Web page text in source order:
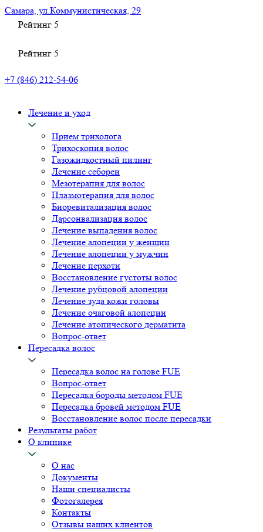
Самара, ул.Коммунистическая, 29
Рейтинг 5
Рейтинг 5
+7 (846) 212-54-06
Лечение и уход
Прием трихолога
Трихоскопия волос
Газожидкостный пилинг
Лечение себореи
Мезотерапия для волос
Плазмотерапия для волос
Биоревитализация волос
Дарсонвализация волос
Лечение выпадения волос
Лечение алопеции у женщин
Лечение алопеции у мужчин
Лечение перхоти
Восстановление густоты волос
Лечение рубцовой алопеции
Лечение зуда кожи головы
Лечение очаговой алопеции
Лечение атопического дерматита
Вопрос-ответ
Пересадка волос
Пересадка волос на голове FUE
Вопрос-ответ
Пересадка бороды методом FUE
Пересадка бровей методом FUE
Восстановление волос после пересадки
Результаты работ
О клинике
О нас
Документы
Наши специалисты
Фотогалерея
Контакты
Отзывы наших клиентов